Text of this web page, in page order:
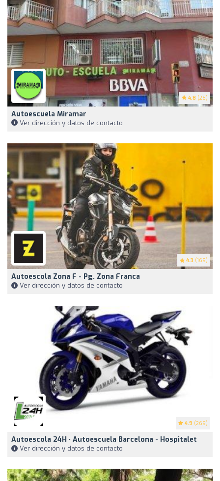
4.8 (26)
Autoescuela Miramar
Ver dirección y datos de contacto
4.3 (169)
Autoescola Zona F - Pg. Zona Franca
Ver dirección y datos de contacto
4.9 (269)
Autoescola 24H · Autoescuela Barcelona - Hospitalet
Ver dirección y datos de contacto